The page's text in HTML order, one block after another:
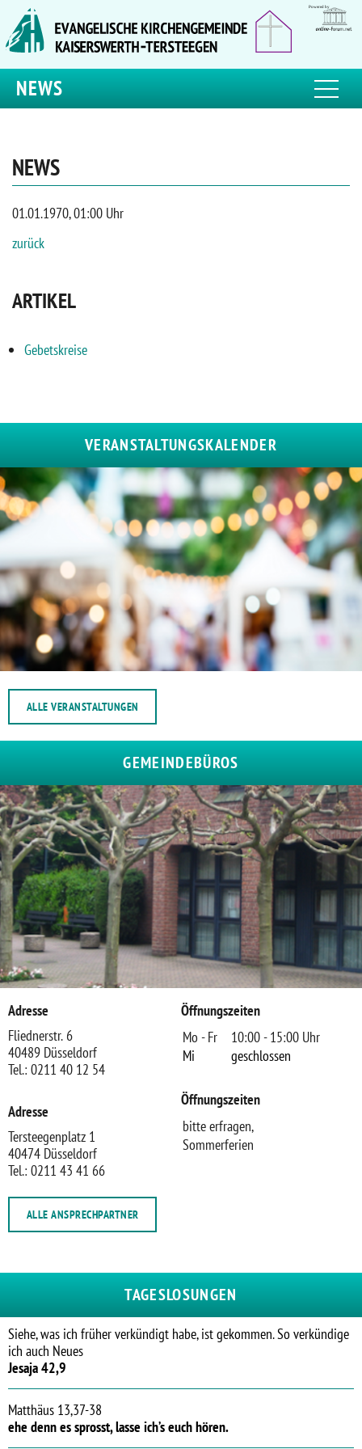
NEWS
NEWS
01.01.1970, 01:00 Uhr
zurück
ARTIKEL
Gebetskreise
VERANSTALTUNGSKALENDER
ALLE VERANSTALTUNGEN
GEMEINDEBÜROS
Adresse
Fliednerstr. 6
40489 Düsseldorf
Tel.: 0211 40 12 54
Adresse
Tersteegenplatz 1
40474 Düsseldorf
Tel.: 0211 43 41 66
Öffnungszeiten
Mo - Fr
10:00 - 15:00 Uhr
Mi
geschlossen
Öffnungszeiten
bitte erfragen,
Sommerferien
ALLE ANSPRECHPARTNER
TAGESLOSUNGEN
Siehe, was ich früher verkündigt habe, ist gekommen. So verkündige
ich auch Neues
Jesaja 42,9
Matthäus 13,37-38
ehe denn es sprosst, lasse ich’s euch hören.